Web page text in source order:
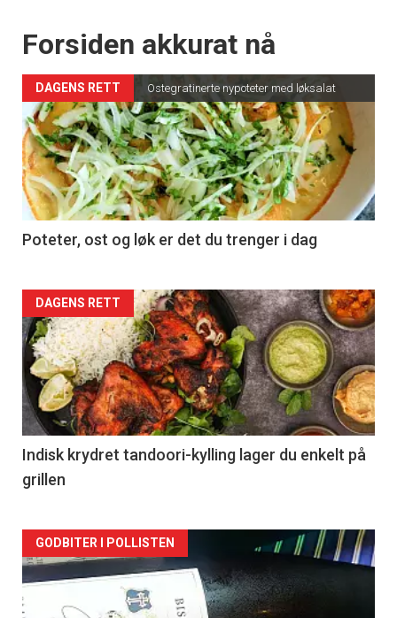
Forsiden akkurat nå
DAGENS RETT Ostegratinerte nypoteter med løksalat
Poteter, ost og løk er det du trenger i dag
Forsiden
akkurat
nå
-
2
DAGENS RETT
Indisk krydret tandoori-kylling lager du enkelt på
grillen
Forsiden
akkurat
GODBITER I POLLISTEN